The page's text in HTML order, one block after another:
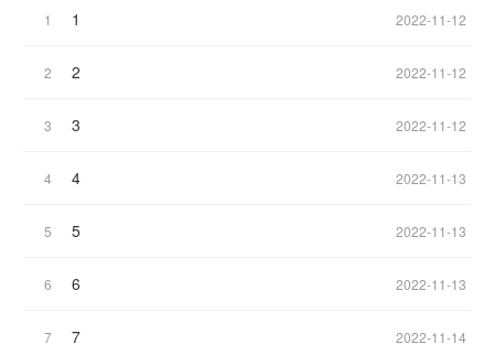
1 1 2022-11-12
2 2 2022-11-12
3 3 2022-11-12
4 4 2022-11-13
5 5 2022-11-13
6 6 2022-11-13
7 7 2022-11-14